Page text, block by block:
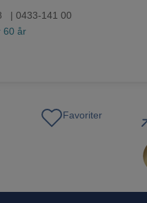
| 0433-141 00
60 år